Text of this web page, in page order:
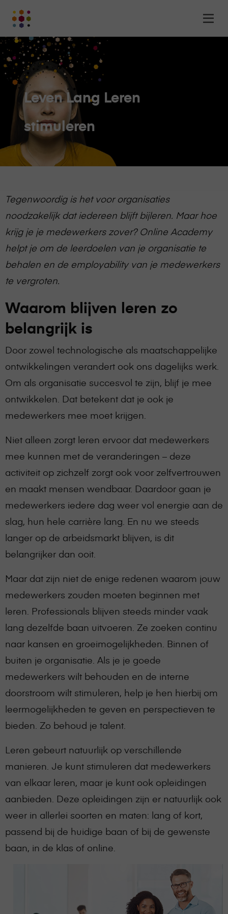
-
het
online
leerplatform
organisaties
Logo
Leven Lang Leren
stimuleren
Tegenwoordig is het voor organisaties
noodzakelijk dat iedereen blijft bijleren. Maar hoe
krijg je je medewerkers zover? Online Academy
helpt je om de leerdoelen van je organisatie te
behalen en de employability van je medewerkers
te vergroten.
Waarom blijven leren zo
belangrijk is
Door zowel technologische als maatschappelijke
ontwikkelingen verandert ook ons dagelijks werk.
Om als organisatie succesvol te zijn, blijf je mee
ontwikkelen. Dat betekent dat je ook je
medewerkers mee moet krijgen.
Niet alleen zorgt leren ervoor dat medewerkers
mee kunnen met de veranderingen – deze
activiteit op zichzelf zorgt ook voor zelfvertrouwen
en maakt mensen wendbaar. Daardoor gaan je
medewerkers iedere dag weer vol energie aan de
slag, hun hele carrière lang. En nu we steeds
langer op de arbeidsmarkt blijven, is dit
belangrijker dan ooit.
Maar dat zijn niet de enige redenen waarom jouw
medewerkers zouden moeten beginnen met
leren. Professionals blijven steeds minder vaak
lang dezelfde baan uitvoeren. Ze zoeken continu
naar kansen en groeimogelijkheden. Binnen of
buiten je organisatie. Als je je goede
medewerkers wilt behouden en de interne
doorstroom wilt stimuleren, help je hen hierbij om
leermogelijkheden te geven en perspectieven te
bieden. Zo behoud je talent.
Leren gebeurt natuurlijk op verschillende
manieren. Je kunt stimuleren dat medewerkers
van elkaar leren, maar je kunt ook opleidingen
aanbieden. Deze opleidingen zijn er natuurlijk ook
weer in allerlei soorten en maten: lang of kort,
passend bij de huidige baan of bij de gewenste
baan, in de klas of online.